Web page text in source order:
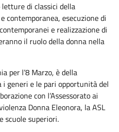
di classici della
contemporanea, esecuzione di
e realizzazione di
il ruolo della donna nella
per l’8 Marzo, è della
i generi e le pari opportunità del
con l’Assessorato ai
Donna Eleonora, la ASL
scuole superiori.